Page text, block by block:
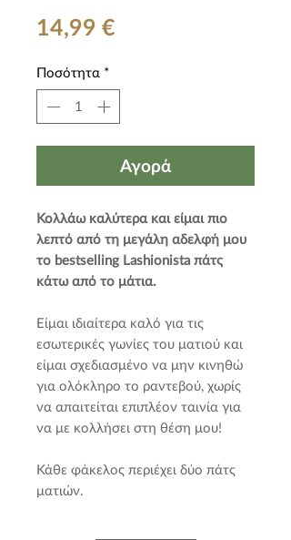
14,99 €
Ποσότητα *
Αγορά
Κολλάω καλύτερα και είμαι πιο
λεπτό από τη μεγάλη αδελφή μου
το bestselling Lashionista πάτς
κάτω από το μάτια.
Είμαι ιδιαίτερα καλό για τις
εσωτερικές γωνίες του ματιού και
είμαι σχεδιασμένο να μην κινηθώ
για ολόκληρο το ραντεβού, χωρίς
να απαιτείται επιπλέον ταινία για
να με κολλήσει στη θέση μου!
Κάθε φάκελος περιέχει δύο πάτς
ματιών.